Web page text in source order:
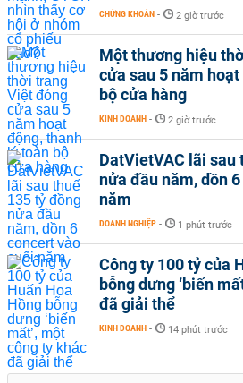
CHỨNG KHOÁN - 2 giờ trước
Một thương hiệu
cửa sau 5 năm
bộ cửa hàng
KINH DOANH - 2 giờ trước
DatVietVAC lãi sau
nửa đầu năm, dồn
năm
DOANH NGHIỆP - 1 phút trước
Công ty 100 tỷ của
bỗng dưng ‘biến
đã giải thể
KINH DOANH - 14 phút trước